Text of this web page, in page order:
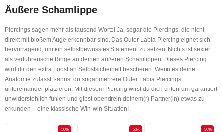
Äußere Schamlippe
Piercings sagen mehr als tausend Worte! Ja, sogar die Piercings, die nicht
direkt mit bloßem Auge erkennbar sind. Das Outer Labia Piercing eignet sich
hervorragend, um ein selbstbewusstes Statement zu setzen. Nichts ist sexier
als verführerische Ringe an deinen äußeren Schamlippen. Dieses Piercing
wird dir den extra Boost an Selbstsicherheit bescheren. Wenn es deine
Anatomie zulässt, kannst du sogar mehrere Outer Labia Piercings
untereinander platzieren. Mit diesem Piercing wirst du dich untenrum garantiert
unwiderstehlich fühlen und gibst obendrein deinem(r) Partner(in) etwas zu
erkunden – eine klassische Win-win Situation!
-50% -50% -50%